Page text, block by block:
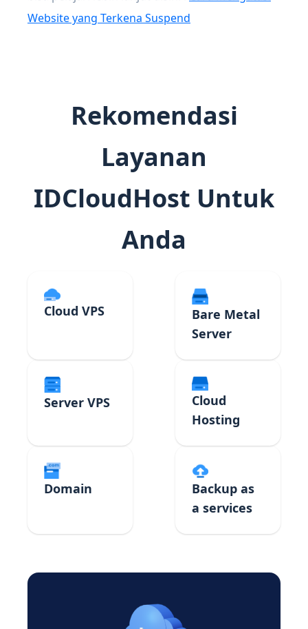
Website yang Terkena Suspend
Rekomendasi
Layanan
IDCloudHost Untuk
Anda
Cloud VPS
Bare Metal
Server
Server VPS
Cloud
Hosting
Domain
Backup as
a services